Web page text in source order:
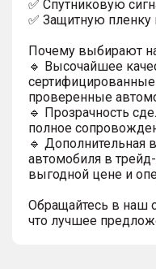
✅ Спутниковую
✅ Защитную пленку
Почему выбирают
🔹 Высочайшее
проверенные
🔹 Прозрачность
полное
🔹 Дополнительная
автомобиля в
выгодной цене и
Обращайтесь в наш
что лучшее